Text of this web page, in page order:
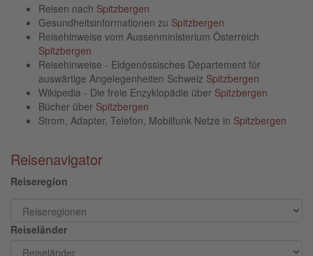
Reisen nach Spitzbergen
Gesundheitsinformationen zu Spitzbergen
Reisehinweise vom Aussenministerium Österreich
Spitzbergen
Reisehinweise - Eidgenössisches Departement für
auswärtige Angelegenheiten Schweiz Spitzbergen
Wikipedia - Die freie Enzyklopädie über Spitzbergen
Bücher über Spitzbergen
Strom, Adapter, Telefon, Mobilfunk Netze in Spitzbergen
Reisenavigator
Reiseregion
Reiseländer